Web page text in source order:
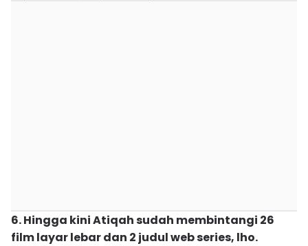
6. Hingga kini Atiqah sudah membintangi 26
film layar lebar dan 2 judul web series, lho.